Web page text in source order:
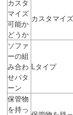
カスタ
マイズ
可能か
どうか
カスタマイ
ソファ
ーの組
み合わ
せパタ
ーン
Lタイプ
保管物
を持っ